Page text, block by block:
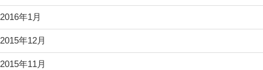
2016年1月
2015年12月
2015年11月